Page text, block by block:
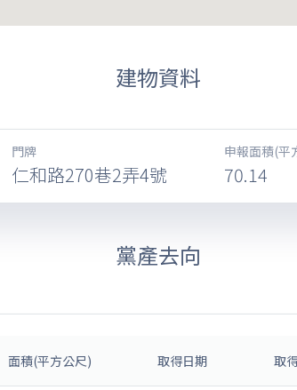
建物資料
門牌
仁和路270巷2弄4號
申報面積(平
70.14
黨產去向
面積(平方公尺) 取得日期 取